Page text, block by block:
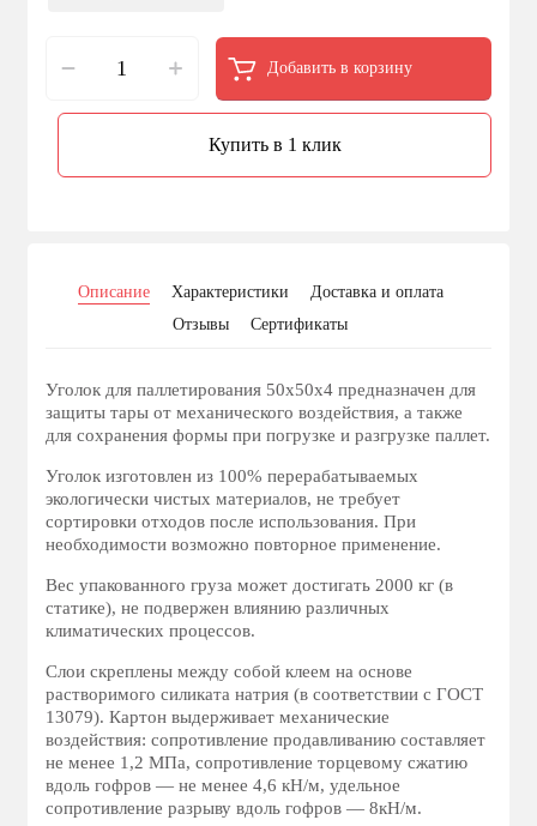
Добавить в корзину
Купить в 1 клик
Описание Характеристики
Доставка и оплата
Отзывы
Сертификаты
Уголок для паллетирования 50х50х4 предназначен для
защиты тары от механического воздействия, а также
для сохранения формы при погрузке и разгрузке паллет.
Уголок изготовлен из 100% перерабатываемых
экологически чистых материалов, не требует
сортировки отходов после использования. При
необходимости возможно повторное применение.
Вес упакованного груза может достигать 2000 кг (в
статике), не подвержен влиянию различных
климатических процессов.
Cлои скреплены между собой клеем на основе
растворимого силиката натрия (в соответствии с ГОСТ
13079). Картон выдерживает механические
воздействия: сопротивление продавливанию составляет
не менее 1,2 МПа, сопротивление торцевому сжатию
вдоль гофров — не менее 4,6 кН/м, удельное
сопротивление разрыву вдоль гофров — 8кН/м.